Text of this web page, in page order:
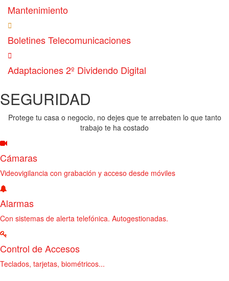
Mantenimiento
Boletines Telecomunicaciones
Adaptaciones 2º Dividendo Digital
SEGURIDAD
Protege tu casa o negocio, no dejes que te arrebaten lo que tanto
trabajo te ha costado
Cámaras
Videovigilancia con grabación y acceso desde móviles
Alarmas
Con sistemas de alerta telefónica. Autogestionadas.
Control de Accesos
Teclados, tarjetas, biométricos...